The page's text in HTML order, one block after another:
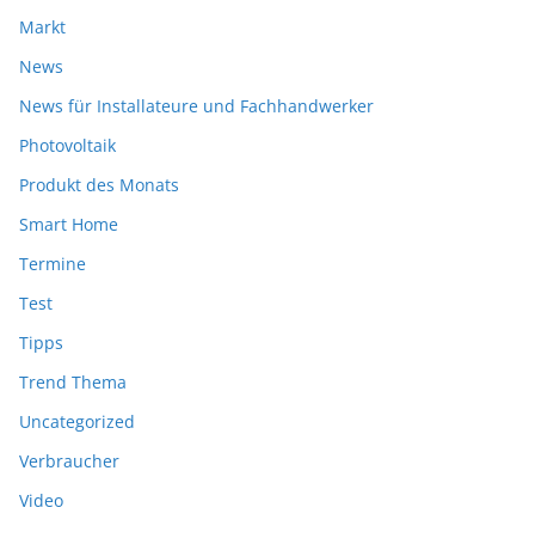
Markt
News
News für Installateure und Fachhandwerker
Photovoltaik
Produkt des Monats
Smart Home
Termine
Test
Tipps
Trend Thema
Uncategorized
Verbraucher
Video